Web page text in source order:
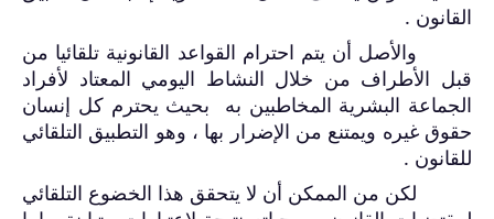
القانون .
والأصل أن يتم احترام القواعد القانونية تلقائيا من
قبل الأطراف من خلال النشاط اليومي المعتاد لأفراد
الجماعة البشرية المخاطبين به بحيث يحترم كل إنسان
حقوق غيره ويمتنع من الإضرار بها ، وهو التطبيق التلقائي
للقانون .
لكن من الممكن أن لا يتحقق هذا الخضوع التلقائي